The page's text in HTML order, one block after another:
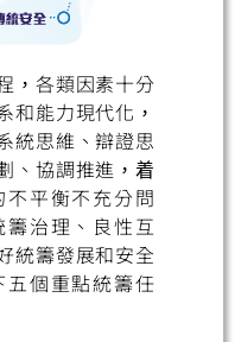
，各類因素十分
和能力現代化，
統思維、辯證思
、協調推進，着
平衡不充分問
治理、良性互
統籌發展和安全
個重點統籌任